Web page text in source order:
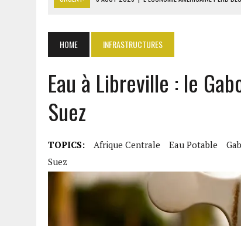
8 AOÛT 2026 | LIBAN-SUD : LE CHANTIER DE
8 AOÛT 2026
LE SÉNAT AMÉRICAIN ADOPTE UN PROJET DE
HOME INFRASTRUCTURES
Eau à Libreville : le
Suez
TOPICS: Afrique Centrale Eau Potable
Suez